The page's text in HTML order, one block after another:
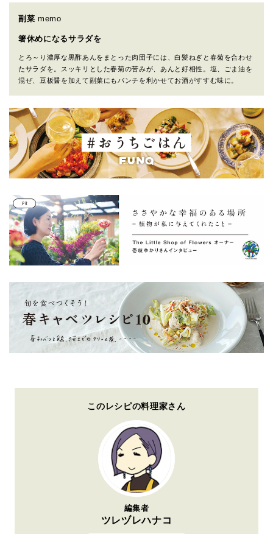
副菜 memo
箸休めになるサラダを
とろ～り濃厚な黒酢あんをまとった肉団子には、白髪ねぎと春菊を合わせ
たサラダを。スッキリとした春菊の苦みが、あんと好相性。塩、ごま油を
混ぜ、豆板醤を加えて副菜にもパンチを利かせてお酒がすすむ味に。
このレシピの料理家さん
編集者
ツレヅレハナコ